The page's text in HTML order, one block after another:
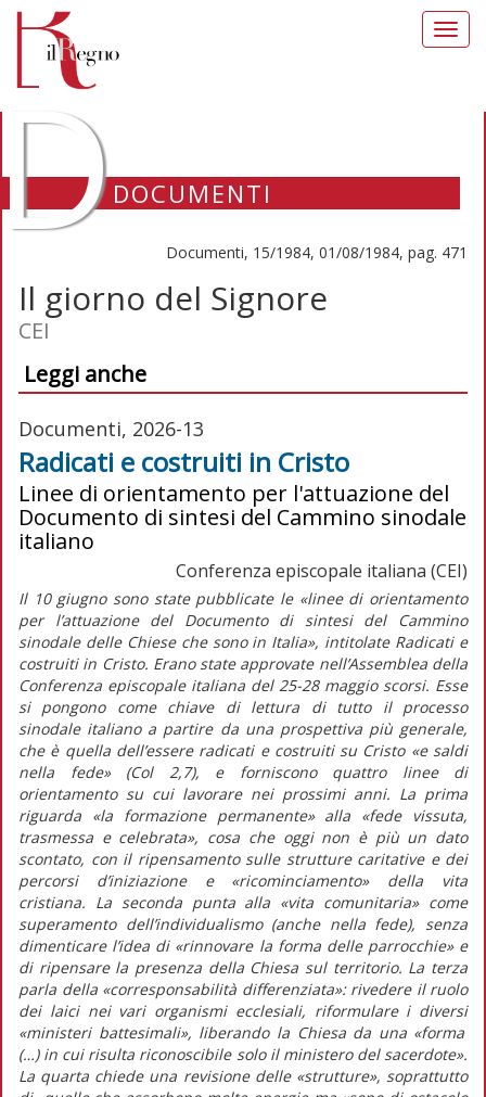
DOCUMENTI
Documenti, 15/1984, 01/08/1984, pag. 471
Il giorno del Signore
CEI
Leggi anche
Documenti, 2026-13
Radicati e costruiti in Cristo
Linee di orientamento per l'attuazione del
Documento di sintesi del Cammino sinodale
italiano
Conferenza episcopale italiana (CEI)
Il 10 giugno sono state pubblicate le «linee di orientamento
per l’attuazione del Documento di sintesi del Cammino
sinodale delle Chiese che sono in Italia», intitolateRadicati e
costruiti in Cristo. Erano state approvate nell’Assemblea della
Conferenza episcopale italiana del 25-28 maggio scorsi. Esse
si pongono come chiave di lettura di tutto il processo
sinodale italiano a partire da una prospettiva più generale,
che è quella dell’essere radicati e costruiti su Cristo «e saldi
nella fede» (Col 2,7), e forniscono quattro linee di
orientamento su cui lavorare nei prossimi anni. La prima
riguarda «la formazione permanente» alla «fede vissuta,
trasmessa e celebrata», cosa che oggi non è più un dato
scontato, con il ripensamento sulle strutture caritative e dei
percorsi d’iniziazione e «ricominciamento» della vita
cristiana. La seconda punta alla «vita comunitaria» come
superamento dell’individualismo (anche nella fede), senza
dimenticare l’idea di«rinnovare la forma delle parrocchie» e
di ripensare la presenza della Chiesa sul territorio. La terza
parla della«corresponsabilità differenziata»: rivedere il ruolo
dei laici nei vari organismi ecclesiali, riformulare i diversi
«ministeri battesimali», liberando la Chiesa da una«forma
(…) in cui risulta riconoscibile solo il ministero del sacerdote».
La quarta chiede una revisione delle «strutture», soprattutto